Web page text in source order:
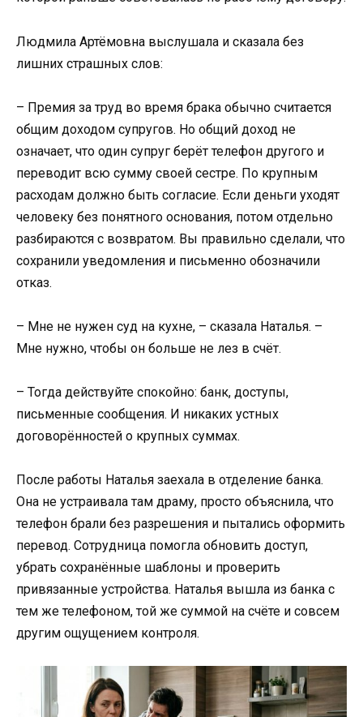
Людмила Артёмовна выслушала и сказала без
лишних страшных слов:
– Премия за труд во время брака обычно считается
общим доходом супругов. Но общий доход не
означает, что один супруг берёт телефон другого и
переводит всю сумму своей сестре. По крупным
расходам должно быть согласие. Если деньги уходят
человеку без понятного основания, потом отдельно
разбираются с возвратом. Вы правильно сделали, что
сохранили уведомления и письменно обозначили
отказ.
– Мне не нужен суд на кухне, – сказала Наталья. –
Мне нужно, чтобы он больше не лез в счёт.
– Тогда действуйте спокойно: банк, доступы,
письменные сообщения. И никаких устных
договорённостей о крупных суммах.
После работы Наталья заехала в отделение банка.
Она не устраивала там драму, просто объяснила, что
телефон брали без разрешения и пытались оформить
перевод. Сотрудница помогла обновить доступ,
убрать сохранённые шаблоны и проверить
привязанные устройства. Наталья вышла из банка с
тем же телефоном, той же суммой на счёте и совсем
другим ощущением контроля.